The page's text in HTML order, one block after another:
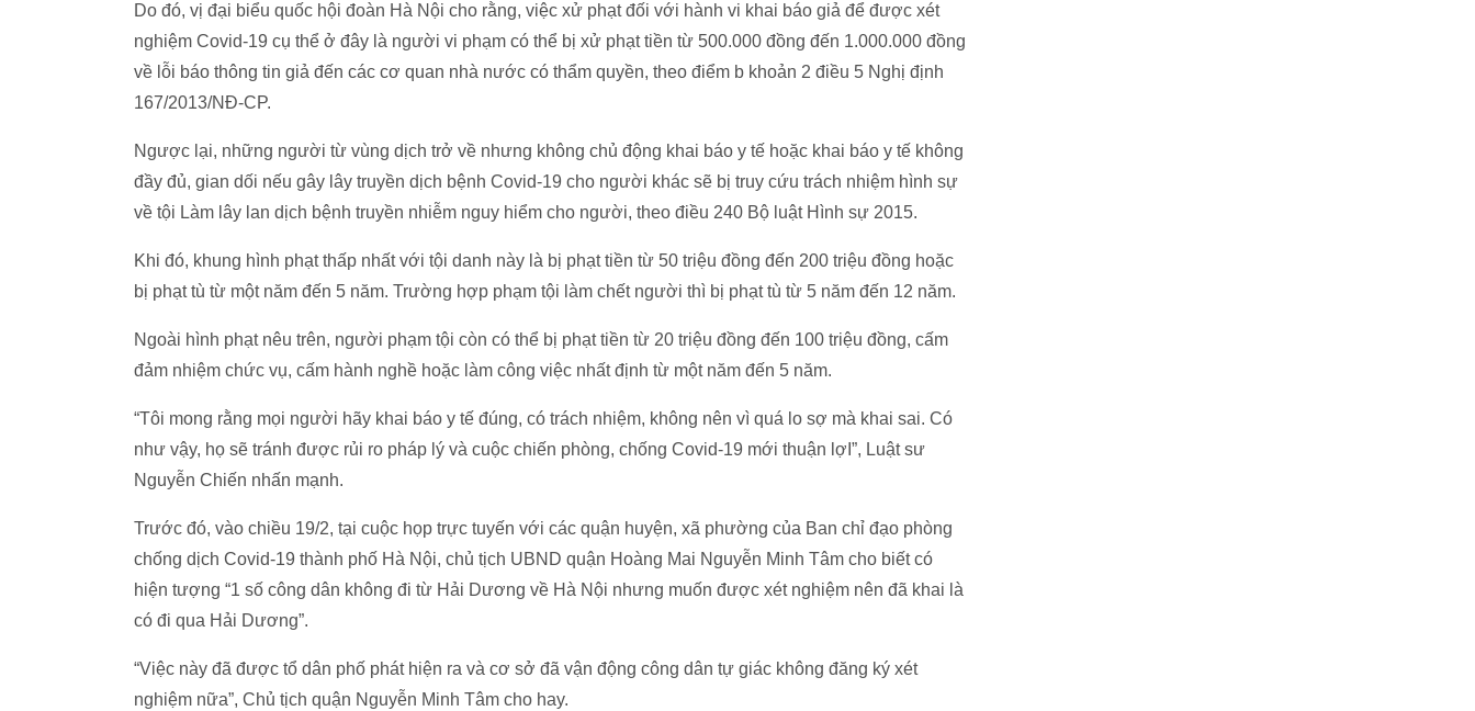
Do đó, vị đại biểu quốc hội đoàn Hà Nội cho rằng, việc xử phạt đối với hành vi khai báo giả để được xét
nghiệm Covid-19 cụ thể ở đây là người vi phạm có thể bị xử phạt tiền từ 500.000 đồng đến 1.000.000 đồng
về lỗi báo thông tin giả đến các cơ quan nhà nước có thẩm quyền, theo điểm b khoản 2 điều 5 Nghị định
167/2013/NĐ-CP.
Ngược lại, những người từ vùng dịch trở về nhưng không chủ động khai báo y tế hoặc khai báo y tế không
đầy đủ, gian dối nếu gây lây truyền dịch bệnh Covid-19 cho người khác sẽ bị truy cứu trách nhiệm hình sự
về tội Làm lây lan dịch bệnh truyền nhiễm nguy hiểm cho người, theo điều 240 Bộ luật Hình sự 2015.
Khi đó, khung hình phạt thấp nhất với tội danh này là bị phạt tiền từ 50 triệu đồng đến 200 triệu đồng hoặc
bị phạt tù từ một năm đến 5 năm. Trường hợp phạm tội làm chết người thì bị phạt tù từ 5 năm đến 12 năm.
Ngoài hình phạt nêu trên, người phạm tội còn có thể bị phạt tiền từ 20 triệu đồng đến 100 triệu đồng, cấm
đảm nhiệm chức vụ, cấm hành nghề hoặc làm công việc nhất định từ một năm đến 5 năm.
“Tôi mong rằng mọi người hãy khai báo y tế đúng, có trách nhiệm, không nên vì quá lo sợ mà khai sai. Có
như vậy, họ sẽ tránh được rủi ro pháp lý và cuộc chiến phòng, chống Covid-19 mới thuận lợI”, Luật sư
Nguyễn Chiến nhấn mạnh.
Trước đó, vào chiều 19/2, tại cuộc họp trực tuyến với các quận huyện, xã phường của Ban chỉ đạo phòng
chống dịch Covid-19 thành phố Hà Nội, chủ tịch UBND quận Hoàng Mai Nguyễn Minh Tâm cho biết có
hiện tượng “1 số công dân không đi từ Hải Dương về Hà Nội nhưng muốn được xét nghiệm nên đã khai là
có đi qua Hải Dương”.
“Việc này đã được tổ dân phố phát hiện ra và cơ sở đã vận động công dân tự giác không đăng ký xét
nghiệm nữa”, Chủ tịch quận Nguyễn Minh Tâm cho hay.